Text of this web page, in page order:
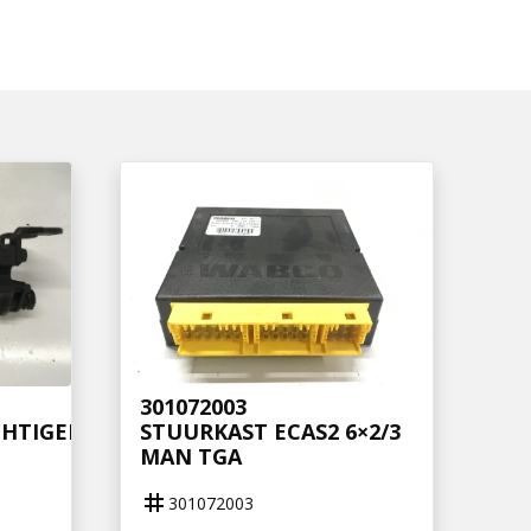
301072003
STUURKAST ECAS2 6×2/3
MAN TGA
tag 301072003